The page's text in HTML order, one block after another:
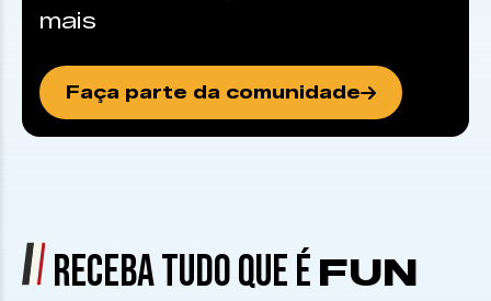
mais
Faça parte da comunidade
RECEBA TUDO QUE É FUN